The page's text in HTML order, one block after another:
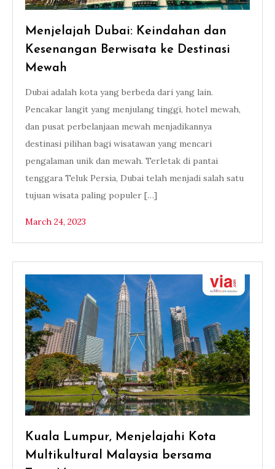
Menjelajah Dubai: Keindahan dan
Kesenangan Berwisata ke Destinasi
Mewah
Dubai adalah kota yang berbeda dari yang lain.
Pencakar langit yang menjulang tinggi, hotel mewah,
dan pusat perbelanjaan mewah menjadikannya
destinasi pilihan bagi wisatawan yang mencari
pengalaman unik dan mewah. Terletak di pantai
tenggara Teluk Persia, Dubai telah menjadi salah satu
tujuan wisata paling populer […]
March 24, 2023
Kuala Lumpur, Menjelajahi Kota
Multikultural Malaysia bersama